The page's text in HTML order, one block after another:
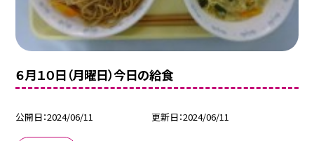
６月１０日（月曜日）今日の給食
公開日 2024/06/11 更新日 2024/06/11